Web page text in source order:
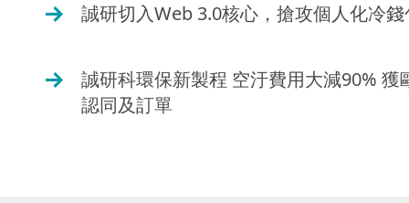
O 誠研切入Web 3.0核心，搶攻個人化冷錢
O
誠研科環保新製程 空汙費用大減90% 獲
認同及訂單